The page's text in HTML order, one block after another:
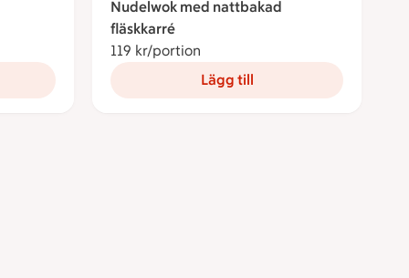
Nudelwok med nattbakad
fläskkarré
119 kr/portion
Lägg till